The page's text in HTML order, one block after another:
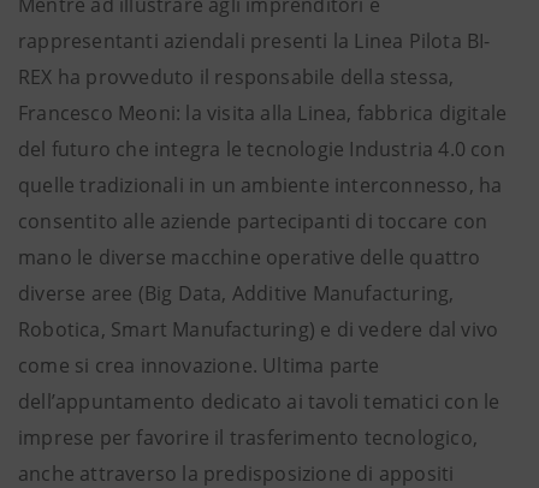
rappresentanti aziendali presenti la Linea Pilota BI-
REX ha provveduto il responsabile della stessa,
Francesco Meoni: la visita alla Linea, fabbrica digitale
del futuro che integra le tecnologie Industria 4.0 con
quelle tradizionali in un ambiente interconnesso, ha
consentito alle aziende partecipanti di toccare con
mano le diverse macchine operative delle quattro
diverse aree (Big Data, Additive Manufacturing,
Robotica, Smart Manufacturing) e di vedere dal vivo
come si crea innovazione. Ultima parte
dell’appuntamento dedicato ai tavoli tematici con le
imprese per favorire il trasferimento tecnologico,
anche attraverso la predisposizione di appositi